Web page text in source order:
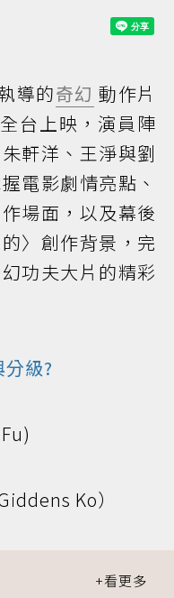
導的奇幻 動作片
台上映，演員陣
軒洋、王淨與劉
電影劇情亮點、
場面，以及幕後
〉創作背景，完
功夫大片的精彩
分級?
Ko）